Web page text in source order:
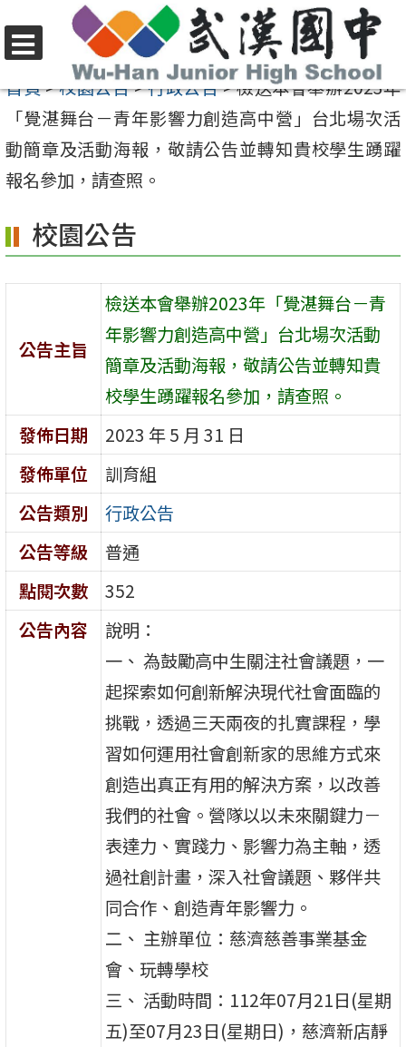
至
內
容
選
單
首頁>校園公告>行政公告>檢送本會舉辦2023年
「覺湛舞台－青年影響力創造高中營」台北場次活
動簡章及活動海報，敬請公告並轉知貴校學生踴躍
報名參加，請查照。
校園公告
公告主旨
檢送本會舉辦2023年「覺湛舞台－青
年影響力創造高中營」台北場次活動
簡章及活動海報，敬請公告並轉知貴
校學生踴躍報名參加，請查照。
發佈日期
2023 年 5 月 31 日
發佈單位
訓育組
公告類別
行政公告
公告等級
普通
點閱次數
352
公告內容
說明：
一、 為鼓勵高中生關注社會議題，一
起探索如何創新解決現代社會面臨的
挑戰，透過三天兩夜的扎實課程，學
習如何運用社會創新家的思維方式來
創造出真正有用的解決方案，以改善
我們的社會。營隊以以未來關鍵力－
表達力、實踐力、影響力為主軸，透
過社創計畫，深入社會議題、夥伴共
同合作、創造青年影響力。
二、 主辦單位：慈濟慈善事業基金
會、玩轉學校
三、 活動時間：112年07月21日(星期
五)至07月23日(星期日)，慈濟新店靜